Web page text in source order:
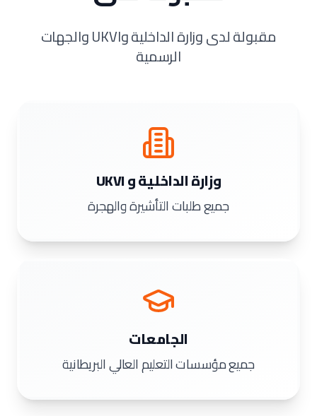
مقبولة لدى وزارة الداخلية وUKVI والجهات
الرسمية
وزارة الداخلية و UKVI
جميع طلبات التأشيرة والهجرة
الجامعات
جميع مؤسسات التعليم العالي البريطانية